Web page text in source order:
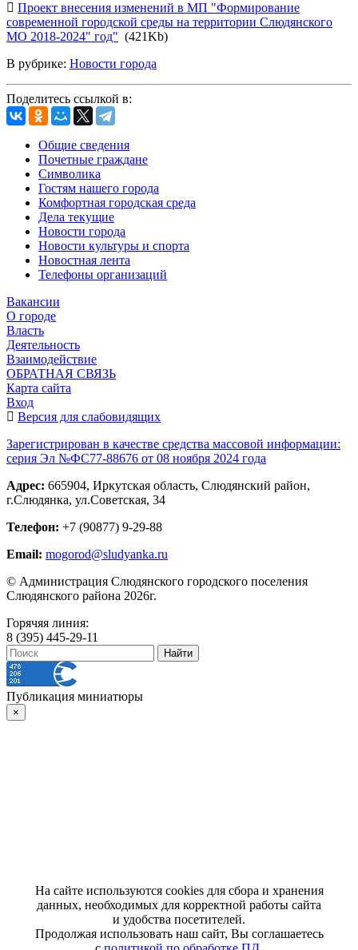
Проект внесения изменений в МП "Формирование
современной городской среды на территории Слюдянского
МО 2018-2024" год" (421Kb)
В рубрике: Новости города
Поделитесь ссылкой в:
Общие сведения
Почетные граждане
Символика
Гостям нашего города
Комфортная городская среда
Дела текущие
Новости города
Новости культуры и спорта
Новостная лента
Телефоны организаций
Вакансии
О городе
Власть
Деятельность
Взаимодействие
ОБРАТНАЯ СВЯЗЬ
Карта сайта
Вход
Версия для слабовидящих
Зарегистрирован в качестве средства массовой информации:
серия Эл №ФС77-88676 от 08 ноября 2024 года
Адрес: 665904, Иркутская область, Слюдянский район,
г.Слюдянка, ул.Советская, 34
Телефон: +7 (90877) 9-29-88
Email: mogorod@sludyanka.ru
© Администрация Слюдянского городского поселения
Слюдянского района 2026г.
Горячяя линия:
8 (395) 445-29-11
Публикация миниатюры
×
На сайте используются cookies для сбора и хранения
данных, необходимых для корректной работы сайта
и удобства посетителей.
Продолжая использовать наш сайт, Вы соглашаетесь